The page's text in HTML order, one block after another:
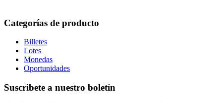
Categorías de producto
Billetes
Lotes
Monedas
Oportunidades
Suscribete a nuestro boletín